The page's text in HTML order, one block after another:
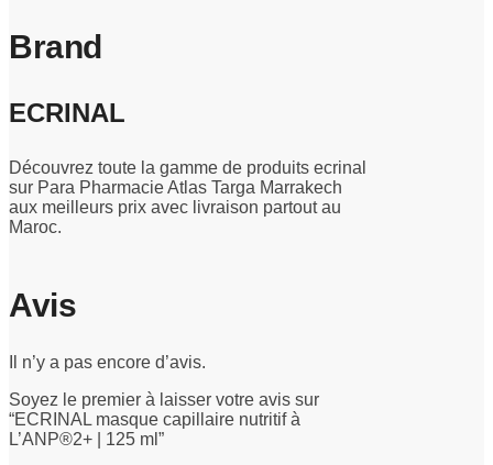
Brand
ECRINAL
Découvrez toute la gamme de produits ecrinal
sur Para Pharmacie Atlas Targa Marrakech
aux meilleurs prix avec livraison partout au
Maroc.
Avis
Il n’y a pas encore d’avis.
Soyez le premier à laisser votre avis sur
“ECRINAL masque capillaire nutritif à
L’ANP®2+ | 125 ml”